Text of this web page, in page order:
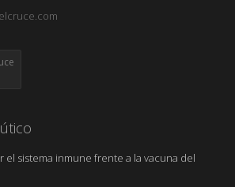
el sistema inmune frente a la vacuna del